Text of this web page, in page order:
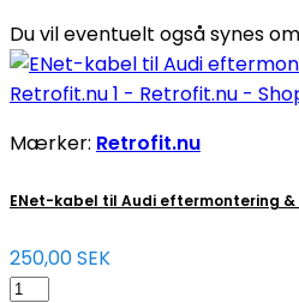
Du vil eventuelt også synes om
Mærker: Retrofit.nu
ENet-kabel til Audi eftermontering &
250,00 SEK